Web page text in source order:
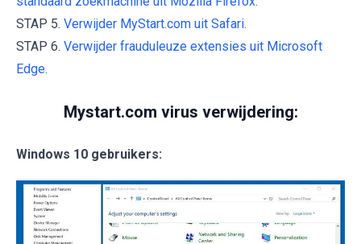
STAP 5. Verwijder MyStart.com uit Safari.
STAP 6. Verwijder frauduleuze extensies uit Microsoft
Edge.
Mystart.com virus verwijdering:
Windows 10 gebruikers: